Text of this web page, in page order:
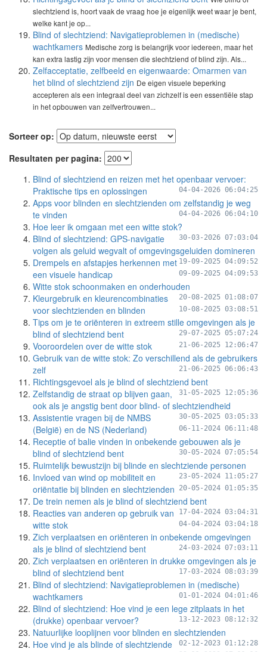
slechtziend is, hoort vaak de vraag hoe je eigenlijk weet waar je bent,
welke kant je op...
Blind of slechtziend: Navigatieproblemen in (medische)
wachtkamers Medische zorg is belangrijk voor iedereen, maar het
kan extra lastig zijn voor mensen die slechtziend of blind zijn. Als...
Zelfacceptatie, zelfbeeld en eigenwaarde: Omarmen van
het blind of slechtziend zijn De eigen visuele beperking
accepteren als een integraal deel van zichzelf is een essentiële stap
in het opbouwen van zelfvertrouwen...
Sorteer op:
Resultaten per pagina:
Blind of slechtziend en reizen met het openbaar vervoer:
Praktische tips en oplossingen
04-04-2026 06:04:25
Apps voor blinden en slechtzienden om zelfstandig je weg
te vinden
04-04-2026 06:04:10
Hoe leer ik omgaan met een witte stok?
30-03-2026 07:03:04
Blind of slechtziend: GPS-navigatie
volgen als geluid wegvalt of omgevingsgeluiden domineren
19-09-2025 04:09:52
Drempels en afstapjes herkennen met
een visuele handicap
09-09-2025 04:09:53
Witte stok schoonmaken en onderhouden
20-08-2025 01:08:07
Kleurgebruik en kleurencombinaties
voor slechtzienden en blinden
10-08-2025 03:08:51
Tips om je te oriënteren in extreem stille omgevingen als je
blind of slechtziend bent
29-07-2025 05:07:24
Vooroordelen over de witte stok 21-06-2025 12:06:47
Gebruik van de witte stok: Zo verschillend als de gebruikers
zelf
21-06-2025 06:06:43
Richtingsgevoel als je blind of slechtziend bent
31-05-2025 12:05:36
Zelfstandig de straat op blijven gaan,
ook als je angstig bent door blind- of slechtziendheid
30-05-2025 03:05:33
Assistentie vragen bij de NMBS
(België) en de NS (Nederland)
06-11-2024 06:11:48
Receptie of balie vinden in onbekende gebouwen als je
blind of slechtziend bent
30-05-2024 07:05:54
Ruimtelijk bewustzijn bij blinde en slechtziende personen
23-05-2024 11:05:27
Invloed van wind op mobiliteit en
oriëntatie bij blinden en slechtzienden
20-05-2024 01:05:35
De trein nemen als je blind of slechtziend bent
17-04-2024 03:04:31
Reacties van anderen op gebruik van
witte stok
04-04-2024 03:04:18
Zich verplaatsen en oriënteren in onbekende omgevingen
als je blind of slechtziend bent
24-03-2024 07:03:11
Zich verplaatsen en oriënteren in drukke omgevingen als je
blind of slechtziend bent
17-03-2024 08:03:39
Blind of slechtziend: Navigatieproblemen in (medische)
wachtkamers
01-01-2024 04:01:46
Blind of slechtziend: Hoe vind je een lege zitplaats in het
(drukke) openbaar vervoer?
13-12-2023 08:12:32
Natuurlijke looplijnen voor blinden en slechtzienden
02-12-2023 01:12:28
Hoe vind je als blinde of slechtziende